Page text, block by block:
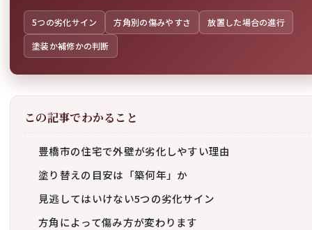
5つの劣化サイン 方角別の傷みやすさ
放置した場合の進行
塗装か補修かの判断
この記事でわかること
豊橋市の住宅で外壁が劣化しやすい理由
塗り替えの目安は「築何年」か
見逃してはいけない5つの劣化サイン
方角によって傷み方が変わります